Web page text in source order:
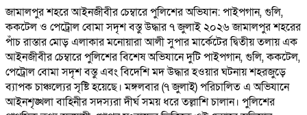
জামালপুর শহরে আইনজীবীর চেম্বারে পুলিশের অভিযান: পাইপগান, গুলি,
ককটেল ও পেট্রোল বোমা সদৃশ বস্তু উদ্ধার ৭ জুলাই ২০২৬ জামালপুর শহরের
পাঁচ রাস্তার মোড় এলাকার মনোয়ারা আলী সুপার মার্কেটের দ্বিতীয় তলায় এক
আইনজীবীর চেম্বারে পুলিশের বিশেষ অভিযানে দুটি পাইপগান, গুলি, ককটেল,
পেট্রোল বোমা সদৃশ বস্তু এবং বিদেশি মদ উদ্ধার হওয়ার ঘটনায় শহরজুড়ে
ব্যাপক চাঞ্চল্যের সৃষ্টি হয়েছে। মঙ্গলবার (৭ জুলাই) পরিচালিত এ অভিযানে
আইনশৃঙ্খলা বাহিনীর সদস্যরা দীর্ঘ সময় ধরে তল্লাশি চালান। পুলিশের